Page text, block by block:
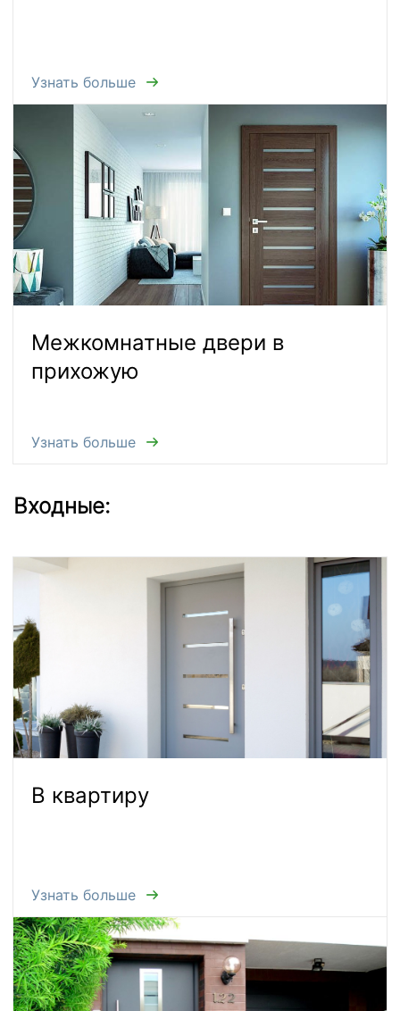
Узнать больше
Межкомнатные двери в
прихожую
Узнать больше
Входные:
В квартиру
Узнать больше